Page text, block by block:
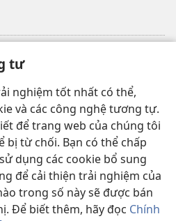
tư
nghiệm tốt nhất có thể,
và các công nghệ tương tự.
để trang web của chúng tôi
bị từ chối. Bạn có thể chấp
dụng các cookie bổ sung
để cải thiện trải nghiệm của
trong số này sẽ được bán
Để biết thêm, hãy đọc Chính
Canh